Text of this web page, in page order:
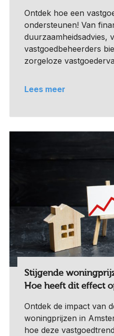
Ontdek hoe een
ondersteunen! Van
duurzaamheidsadvies,
vastgoedbeheerders
zorgeloze
Lees meer
Stijgende
Hoe heeft dit effect
Ontdek de impact van
woningprijzen in
hoe deze